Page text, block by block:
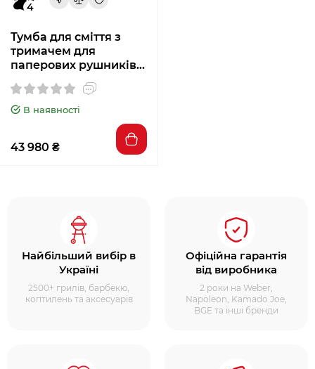
4
Тумба для сміття з
тримачем для
паперових рушників
Napoleon IM-WDC-CN
В наявності
43 980 ₴
Найбільший вибір в
Україні
2500+ грилів, барбекю,
коптилень та аксесуарів
Офіційна гарантія
від виробника
2 роки на Weber,
Napoleon, Kamado Joe,
BGE та інші бренди